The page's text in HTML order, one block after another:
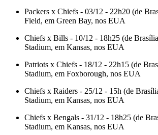
Packers x Chiefs - 03/12 - 22h20 (de
Field, em Green Bay, nos EUA
Chiefs x Bills - 10/12 - 18h25 (de
Stadium, em Kansas, nos EUA
Patriots x Chiefs - 18/12 - 22h15 (de
Stadium, em Foxborough, nos EUA
Chiefs x Raiders - 25/12 - 15h (de
Stadium, em Kansas, nos EUA
Chiefs x Bengals - 31/12 - 18h25 (de
Stadium, em Kansas, nos EUA